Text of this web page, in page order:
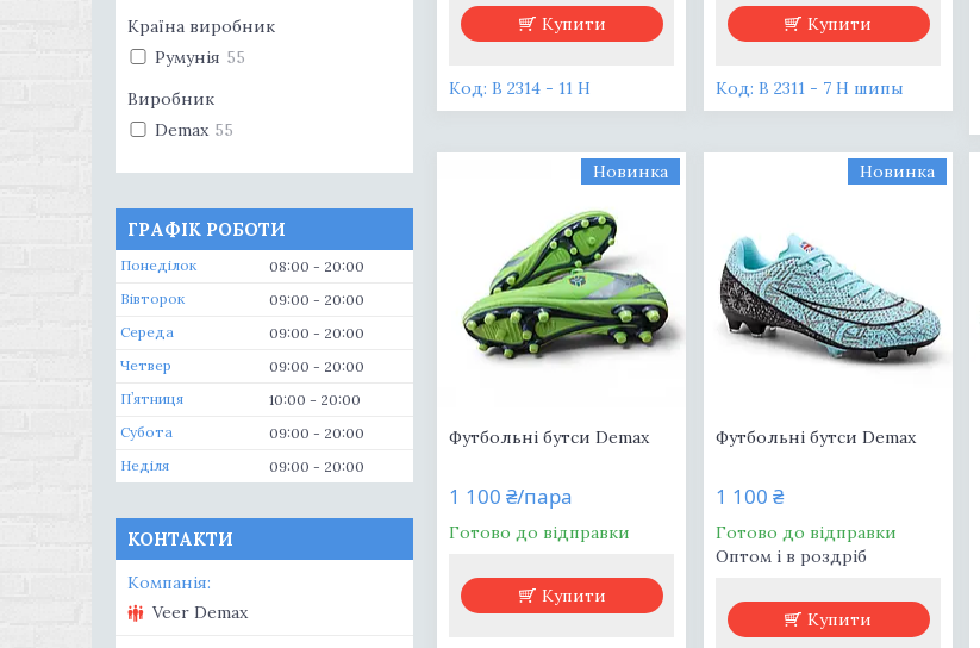
Купити
В 2314 - 11 H
Купити
B 2311 - 7 H шипы
Новинка
Футбольні бутси Demax
1 100 ₴/пара
Готово до відправки
Купити
Новинка
Футбольні бутси Demax
1 100 ₴
Готово до відправки
Оптом і в роздріб
Купити
Країна виробник
Румунія 55
Виробник
Demax 55
ГРАФІК РОБОТИ
Понеділок 08:00
20:00
Вівторок
09:00
20:00
Середа
09:00
20:00
Четвер
09:00
20:00
Пʼятниця
10:00
20:00
Субота
09:00
20:00
Неділя
09:00 20:00
КОНТАКТИ
Veer Demax